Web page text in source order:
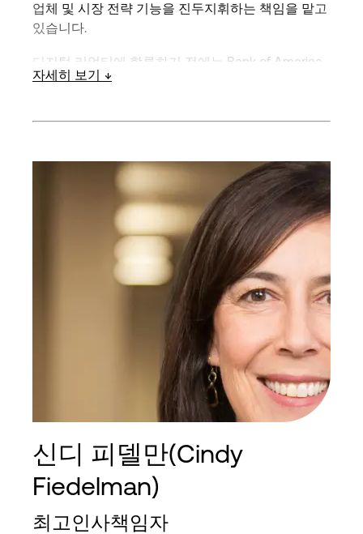
업체 및 시장 전략 기능을 진두지휘하는 책임을 맡고
있습니다.
디지털 리얼티에 합류하기 전에는 Bank of America
Merrill Lynch에서 미주 부동산 부문 공동 책임자이자
디지털 리얼티를 포함해 광범위한 부동산, 인프라 및
니다.
Bank of America Merrill Lynch에 합류하기 전
Citigroup의 부동산 및 숙박 그룹에서 총괄이사로 근
무하며 고객을 위한 전략적 자문 및 자본 조달 업무를
기획하고 실행하는 업무를 담당했습니다.
Citigroup에 입사하기 전에는 워싱턴 D.C.에 소재한
Trammell Crow Company에서 인수, 처분, 합작 투자,
여러 제품 유형에 걸친 건설 및 영구 자금 조달을 담
당하는 재무팀의 일원으로 근무했습니다.
2020년 5월부터 Paramount Group, Inc. (NYSE) 이사
회 멤버로 재직 중이며 보상 위원회 의장을 맡고 있습
메릴랜드 대학교에서 재무학 학사 학위를, 미시간 대
학교에서 경영학 석사 학위를 받았습니다.
자세히 보기
신디 피델만(Cindy
Fiedelman)
최고인사책임자